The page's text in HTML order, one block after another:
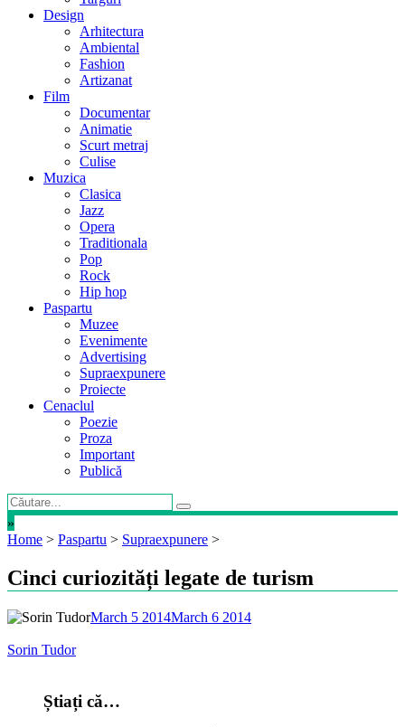
Design
Arhitectura
Ambiental
Fashion
Artizanat
Film
Documentar
Animatie
Scurt metraj
Culise
Muzica
Clasica
Jazz
Opera
Traditionala
Pop
Rock
Hip hop
Paspartu
Muzee
Evenimente
Advertising
Supraexpunere
Proiecte
Cenaclul
Poezie
Proza
Important
Publică
»
Home > Paspartu > Supraexpunere >
Cinci curiozități legate de turism
March 5 2014March 6 2014
Sorin Tudor
Știați că…